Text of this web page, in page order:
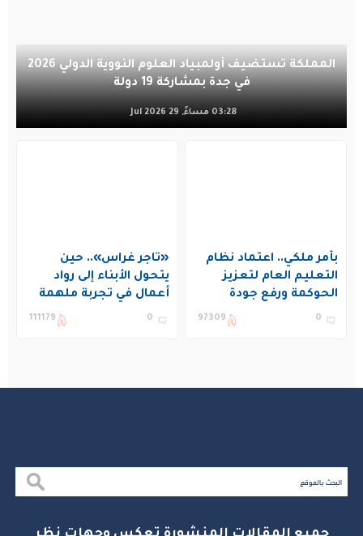
المملكة تستضيف أولمبياد العلوم النووية الدولي 2026
في جدة بمشاركة 19 دولة
03:28 مساءً, 29 Jul 2026
بأمر ملكي.. اعتماد نظام
التعليم العام لتعزيز
الحوكمة ورفع جودة
التعليم في المملكة
0
97309
«تاجر غراس».. حين
يتحول الأبناء إلى رواد
أعمال في تجربة ملهمة
بنادي غراس الصيفي
0
111179